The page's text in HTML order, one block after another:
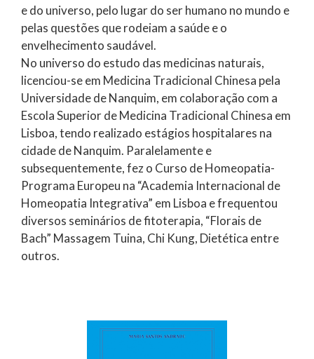
e do universo, pelo lugar do ser humano no mundo e
pelas questões que rodeiam a saúde e o
envelhecimento saudável.
No universo do estudo das medicinas naturais,
licenciou-se em Medicina Tradicional Chinesa pela
Universidade de Nanquim, em colaboração com a
Escola Superior de Medicina Tradicional Chinesa em
Lisboa, tendo realizado estágios hospitalares na
cidade de Nanquim. Paralelamente e
subsequentemente, fez o Curso de Homeopatia-
Programa Europeu na “Academia Internacional de
Homeopatia Integrativa” em Lisboa e frequentou
diversos seminários de fitoterapia, “Florais de
Bach” Massagem Tuina, Chi Kung, Dietética entre
outros.